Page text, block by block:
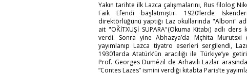
Yakın tarihte ilk Lazca çalışmalarını, Rus filolog
Faik Efendi başlatmıştır. 1920’lerde
direktörlüğünü yaptığı Laz okullarında "Alboni"
ait "OǨİTXUŞİ SUPARA"(Okuma Kitabı) adlı ders
verdi. Sonra yine Abhazya’da Mçhita Murutsxi
yayımlanıp Lazca tiyatro eserleri sergilendi,
1930’larda Atatürk’ün aracılığı ile Türkiye’ye
Prof. Georges Dumézil de Arhavili Lazlar
“Contes Lazes” ismini verdiği kitabta Paris’te